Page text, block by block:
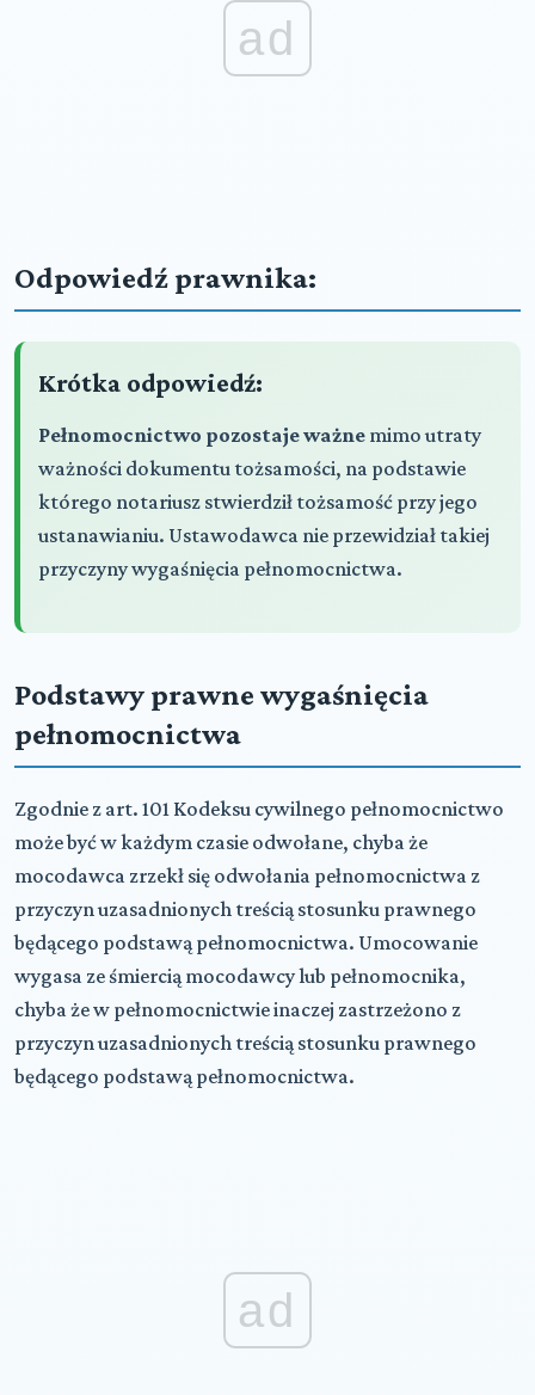
ad
Odpowiedź prawnika:
Krótka odpowiedź:
Pełnomocnictwo pozostaje ważne mimo utraty
ważności dokumentu tożsamości, na podstawie
którego notariusz stwierdził tożsamość przy jego
ustanawianiu. Ustawodawca nie przewidział takiej
przyczyny wygaśnięcia pełnomocnictwa.
Podstawy prawne wygaśnięcia
pełnomocnictwa
Zgodnie z art. 101 Kodeksu cywilnego pełnomocnictwo
może być w każdym czasie odwołane, chyba że
mocodawca zrzekł się odwołania pełnomocnictwa z
przyczyn uzasadnionych treścią stosunku prawnego
będącego podstawą pełnomocnictwa. Umocowanie
wygasa ze śmiercią mocodawcy lub pełnomocnika,
chyba że w pełnomocnictwie inaczej zastrzeżono z
przyczyn uzasadnionych treścią stosunku prawnego
będącego podstawą pełnomocnictwa.
ad